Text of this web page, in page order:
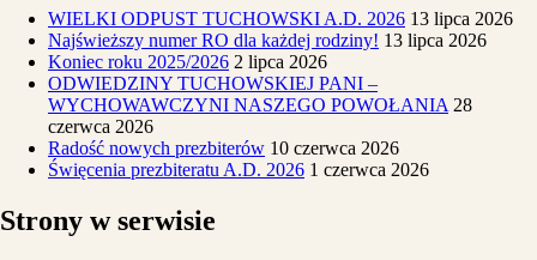
WIELKI ODPUST TUCHOWSKI A.D. 2026 13 lipca 2026
Najświeższy numer RO dla każdej rodziny! 13 lipca 2026
Koniec roku 2025/2026 2 lipca 2026
ODWIEDZINY TUCHOWSKIEJ PANI –
WYCHOWAWCZYNI NASZEGO POWOŁANIA 28
czerwca 2026
Radość nowych prezbiterów 10 czerwca 2026
Święcenia prezbiteratu A.D. 2026 1 czerwca 2026
Strony w serwisie